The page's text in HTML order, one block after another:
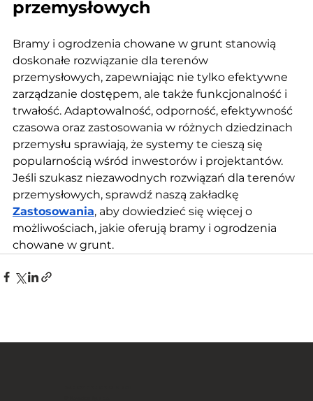
przemysłowych
Bramy i ogrodzenia chowane w grunt stanowią
doskonałe rozwiązanie dla terenów
przemysłowych, zapewniając nie tylko efektywne
zarządzanie dostępem, ale także funkcjonalność i
trwałość. Adaptowalność, odporność, efektywność
czasowa oraz zastosowania w różnych dziedzinach
przemysłu sprawiają, że systemy te cieszą się
popularnością wśród inwestorów i projektantów.
Jeśli szukasz niezawodnych rozwiązań dla terenów
przemysłowych, sprawdź naszą zakładkę
Zastosowania, aby dowiedzieć się więcej o
możliwościach, jakie oferują bramy i ogrodzenia
chowane w grunt.